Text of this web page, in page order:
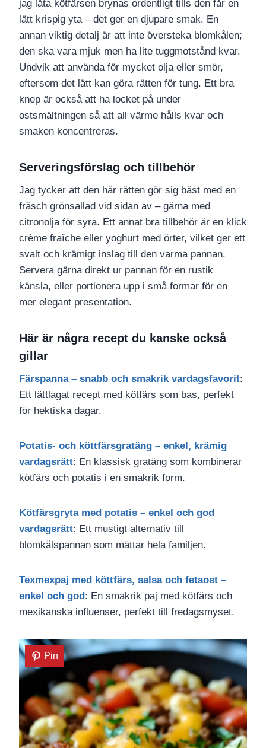
jag låta kötfärsen brynas ordentligt tills den får en
lätt krispig yta – det ger en djupare smak. En
annan viktig detalj är att inte översteka blomkålen;
den ska vara mjuk men ha lite tuggmotstånd kvar.
Undvik att använda för mycket olja eller smör,
eftersom det lätt kan göra rätten för tung. Ett bra
knep är också att ha locket på under
ostsmältningen så att all värme hålls kvar och
smaken koncentreras.
Serveringsförslag och tillbehör
Jag tycker att den här rätten gör sig bäst med en
fräsch grönsallad vid sidan av – gärna med
citronolja för syra. Ett annat bra tillbehör är en klick
crème fraîche eller yoghurt med örter, vilket ger ett
svalt och krämigt inslag till den varma pannan.
Servera gärna direkt ur pannan för en rustik
känsla, eller portionera upp i små formar för en
mer elegant presentation.
Här är några recept du kanske också
gillar
Färspanna – snabb och smakrik vardagsfavorit:
Ett lättlagat recept med kötfärs som bas, perfekt
för hektiska dagar.
Potatis- och köttfärsgratäng – enkel, krämig
vardagsrätt: En klassisk gratäng som kombinerar
kötfärs och potatis i en smakrik form.
Kötfärsgryta med potatis – enkel och god
vardagsrätt: Ett mustigt alternativ till
blomkålspannan som mättar hela familjen.
Texmexpaj med köttfärs, salsa och fetaost –
enkel och god: En smakrik paj med kötfärs och
mexikanska influenser, perfekt till fredagsmyset.
Pin